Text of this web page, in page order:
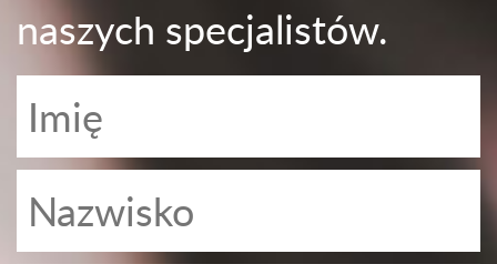
naszych specjalistów.